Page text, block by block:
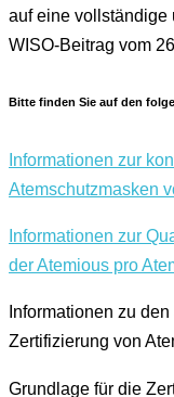
auf eine vollständige
WISO-Beitrag vom
Bitte finden Sie auf den
Informationen zur
Atemschutzmasken
Informationen zur
der Atemious pro
Informationen zu
Zertifizierung von
Grundlage für die